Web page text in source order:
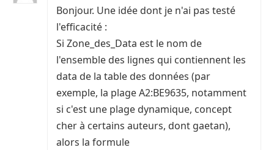
Bonjour. Une idée dont je n'ai pas testé
l'efficacité :
Si Zone_des_Data est le nom de
l'ensemble des lignes qui contiennent les
data de la table des données (par
exemple, la plage A2:BE9635, notamment
si c'est une plage dynamique, concept
cher à certains auteurs, dont gaetan),
alors la formule